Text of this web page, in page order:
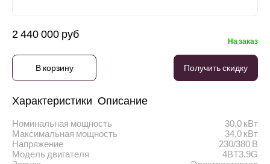
2 440 000 руб
На заказ
В корзину Получить скидку
Характеристики Описание
Номинальная мощность
30,0 кВт
Максимальная мощность
34,0 кВт
Напряжение
230/380 В
Модель двигателя
4BT3.9G